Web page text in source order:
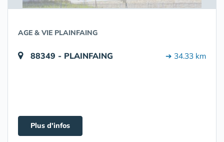
AGE & VIE PLAINFAING
88349 - PLAINFAING ➔ 34.33 km
Plus d'infos